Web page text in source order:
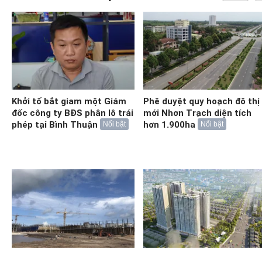
Khởi tố bắt giam một Giám
đốc công ty BĐS phân lô trái
phép tại Bình Thuận
Nổi bật
Phê duyệt quy hoạch đô thị
mới Nhơn Trạch diện tích
hơn 1.900ha
Nổi bật